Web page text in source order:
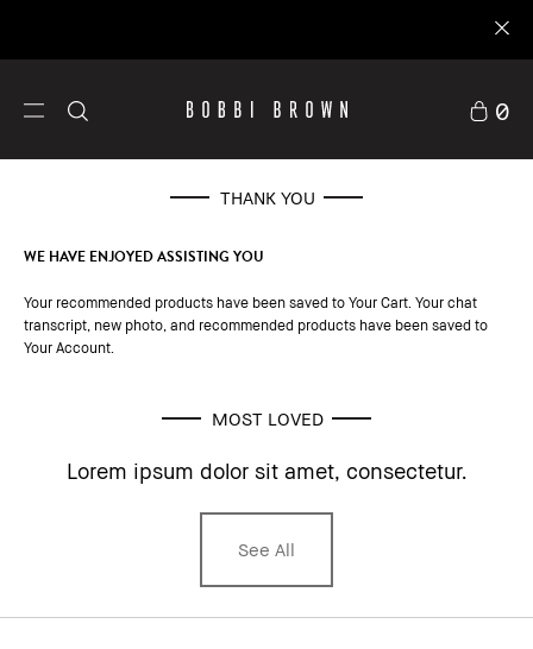
0
THANK YOU
WE HAVE ENJOYED ASSISTING YOU
Your recommended products have been saved to Your Cart. Your chat
transcript, new photo, and recommended products have been saved to
Your Account.
MOST LOVED
Lorem ipsum dolor sit amet, consectetur.
See All